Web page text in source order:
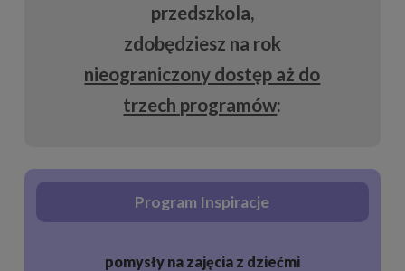
przedszkola,
zdobędziesz na rok
nieograniczony dostęp aż do
trzech programów:
Program Inspiracje
pomysły na zajęcia z dziećmi